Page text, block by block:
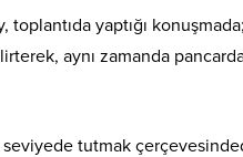
yaptığı
aynı zamanda
tutmak